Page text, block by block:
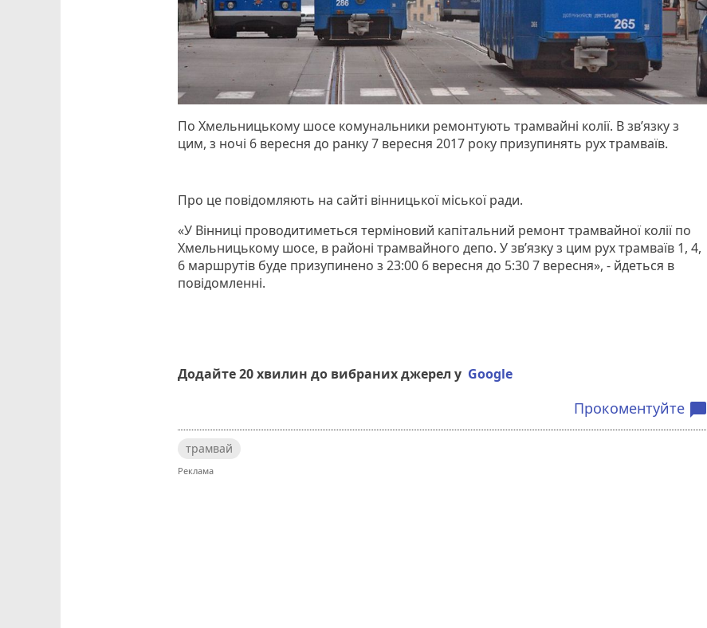
​По Хмельницькому шосе комунальники ремонтують трамвайні колії. В зв’язку з
цим, з ночі 6 вересня до ранку 7 вересня 2017 року призупинять рух трамваїв.
Про це повідомляють на сайті вінницької міської ради.
«У Вінниці проводитиметься терміновий капітальний ремонт трамвайної колії по
Хмельницькому шосе, в районі трамвайного депо. У зв’язку з цим рух трамваїв 1, 4,
6 маршрутів буде призупинено з 23:00 6 вересня до 5:30 7 вересня», - йдеться в
повідомленні.
Додайте 20 хвилин до вибраних джерел у Google
Прокоментуйте chat_bubble
трамвай